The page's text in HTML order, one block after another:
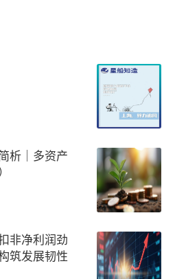
亿港元。其中，港股通
，港股通（深）净卖出
析｜多资产
非净利润劲
筑发展韧性